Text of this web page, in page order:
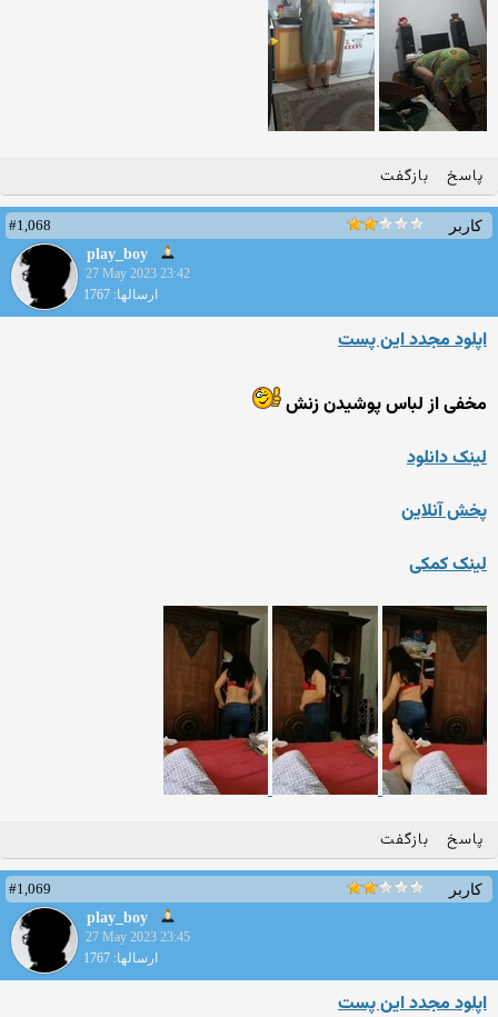
پاسخ بازگفت
کاربر
#1,068
play_boy
27 May 2023 23:42
ارسالها: 1767
اپلود مجدد این پست
مخفی از لباس پوشیدن زنش
لینک دانلود
پخش آنلاین
لینک کمکی
پاسخ بازگفت
کاربر
#1,069
play_boy
27 May 2023 23:45
ارسالها: 1767
اپلود مجدد این پست